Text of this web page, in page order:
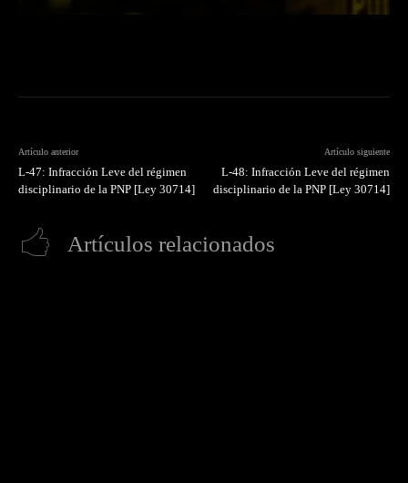
Artículo anterior
L-47: Infracción Leve del régimen
disciplinario de la PNP [Ley 30714]
Artículo siguiente
L-48: Infracción Leve del régimen
disciplinario de la PNP [Ley 30714]
Artículos relacionados